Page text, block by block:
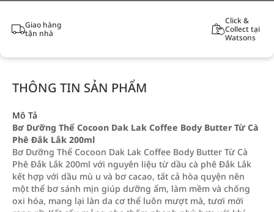
Giao hàng
tận nhà
Click &
Collect tại
Watsons
THÔNG TIN SẢN PHẨM
Mô Tả
Bơ Dưỡng Thể Cocoon Dak Lak Coffee Body Butter Từ Cà
Phê Đắk Lắk 200ml
Bơ Dưỡng Thể Cocoon Dak Lak Coffee Body Butter Từ Cà
Phê Đắk Lắk 200ml với nguyên liệu từ dầu cà phê Đắk Lắk
kết hợp với dầu mù u và bơ cacao, tất cả hòa quyện nên
một thể bơ sánh mịn giúp dưỡng ẩm, làm mềm và chống
oxi hóa, mang lại làn da cơ thể luôn mượt mà, tươi mới